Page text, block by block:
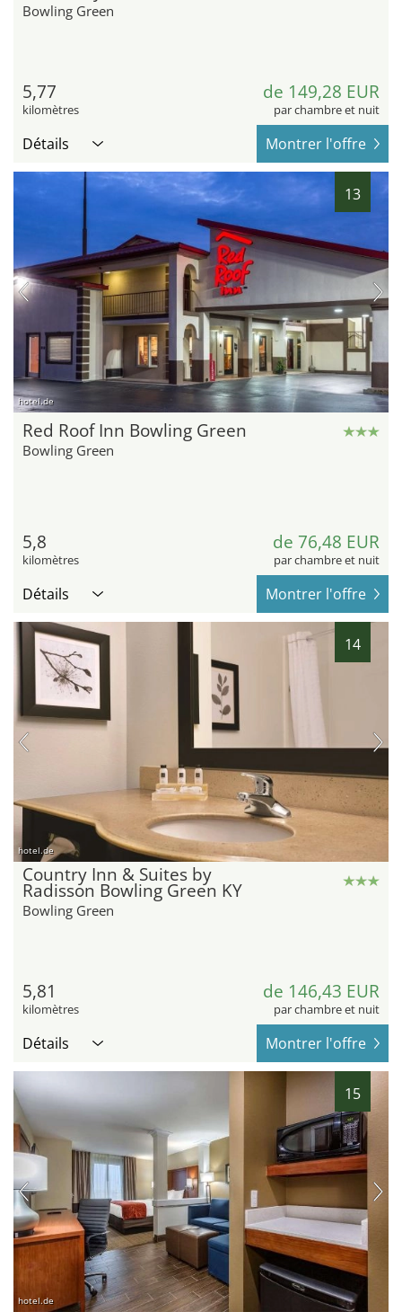
Bowling Green
5,77
kilomètres
de 149,28 EUR
par chambre et nuit
Détails Montrer l'offre
13
hotel.de
Red Roof Inn Bowling Green
Bowling Green
5,8
kilomètres
de 76,48 EUR
par chambre et nuit
Détails Montrer l'offre
14
hotel.de
Country Inn & Suites by
Radisson Bowling Green KY
Bowling Green
5,81
kilomètres
de 146,43 EUR
par chambre et nuit
Détails Montrer l'offre
15
hotel.de